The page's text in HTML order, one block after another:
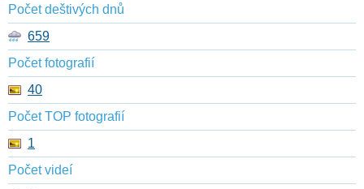
Počet deštivých dnů
659
Počet fotografií
40
Počet TOP fotografií
1
Počet videí